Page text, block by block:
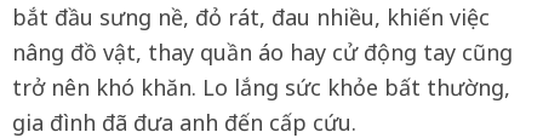
bắt đầu sưng nề, đỏ rát, đau nhiều, khiến việc
nâng đồ vật, thay quần áo hay cử động tay cũng
trở nên khó khăn. Lo lắng sức khỏe bất thường,
gia đình đã đưa anh đến cấp cứu.